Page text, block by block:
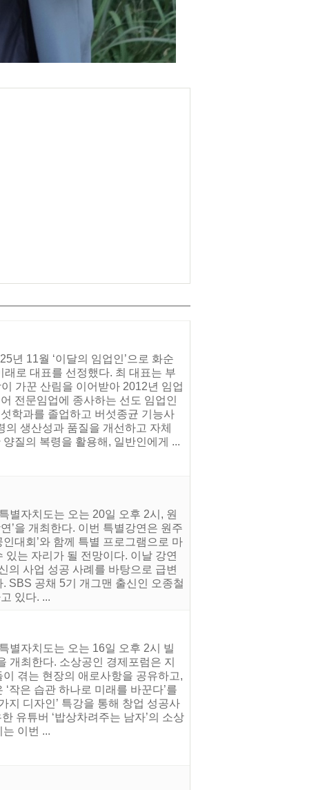
년 11월 ‘이달의 임업인’으로 화순
로 대표를 선정했다. 최 대표는 부
가꾼 산림을 이어받아 2012년 임업
전문임업에 종사하는 선도 임업인
학과를 졸업하고 버섯종균 기능사
생산성과 품질을 개선하고 자체
질의 복령을 활용해, 일반인에게 ...
별자치도는 오는 20일 오후 2시, 원
’을 개최한다. 이번 특별강연은 원주
대회’와 함께 특별 프로그램으로 마
는 자리가 될 전망이다. 이날 강연
의 사업 성공 사례를 바탕으로 급변
SBS 공채 5기 개그맨 출신인 오종철
있다. ...
별자치도는 오는 16일 오후 2시 빌
개최한다. 소상공인 경제포럼은 지
겪는 현장의 애로사항을 공유하고,
작은 습관 하나로 미래를 바꾼다’를
지 디자인’ 특강을 통해 창업 성공사
유튜버 ‘밥상차려주는 남자’의 소상
이번 ...